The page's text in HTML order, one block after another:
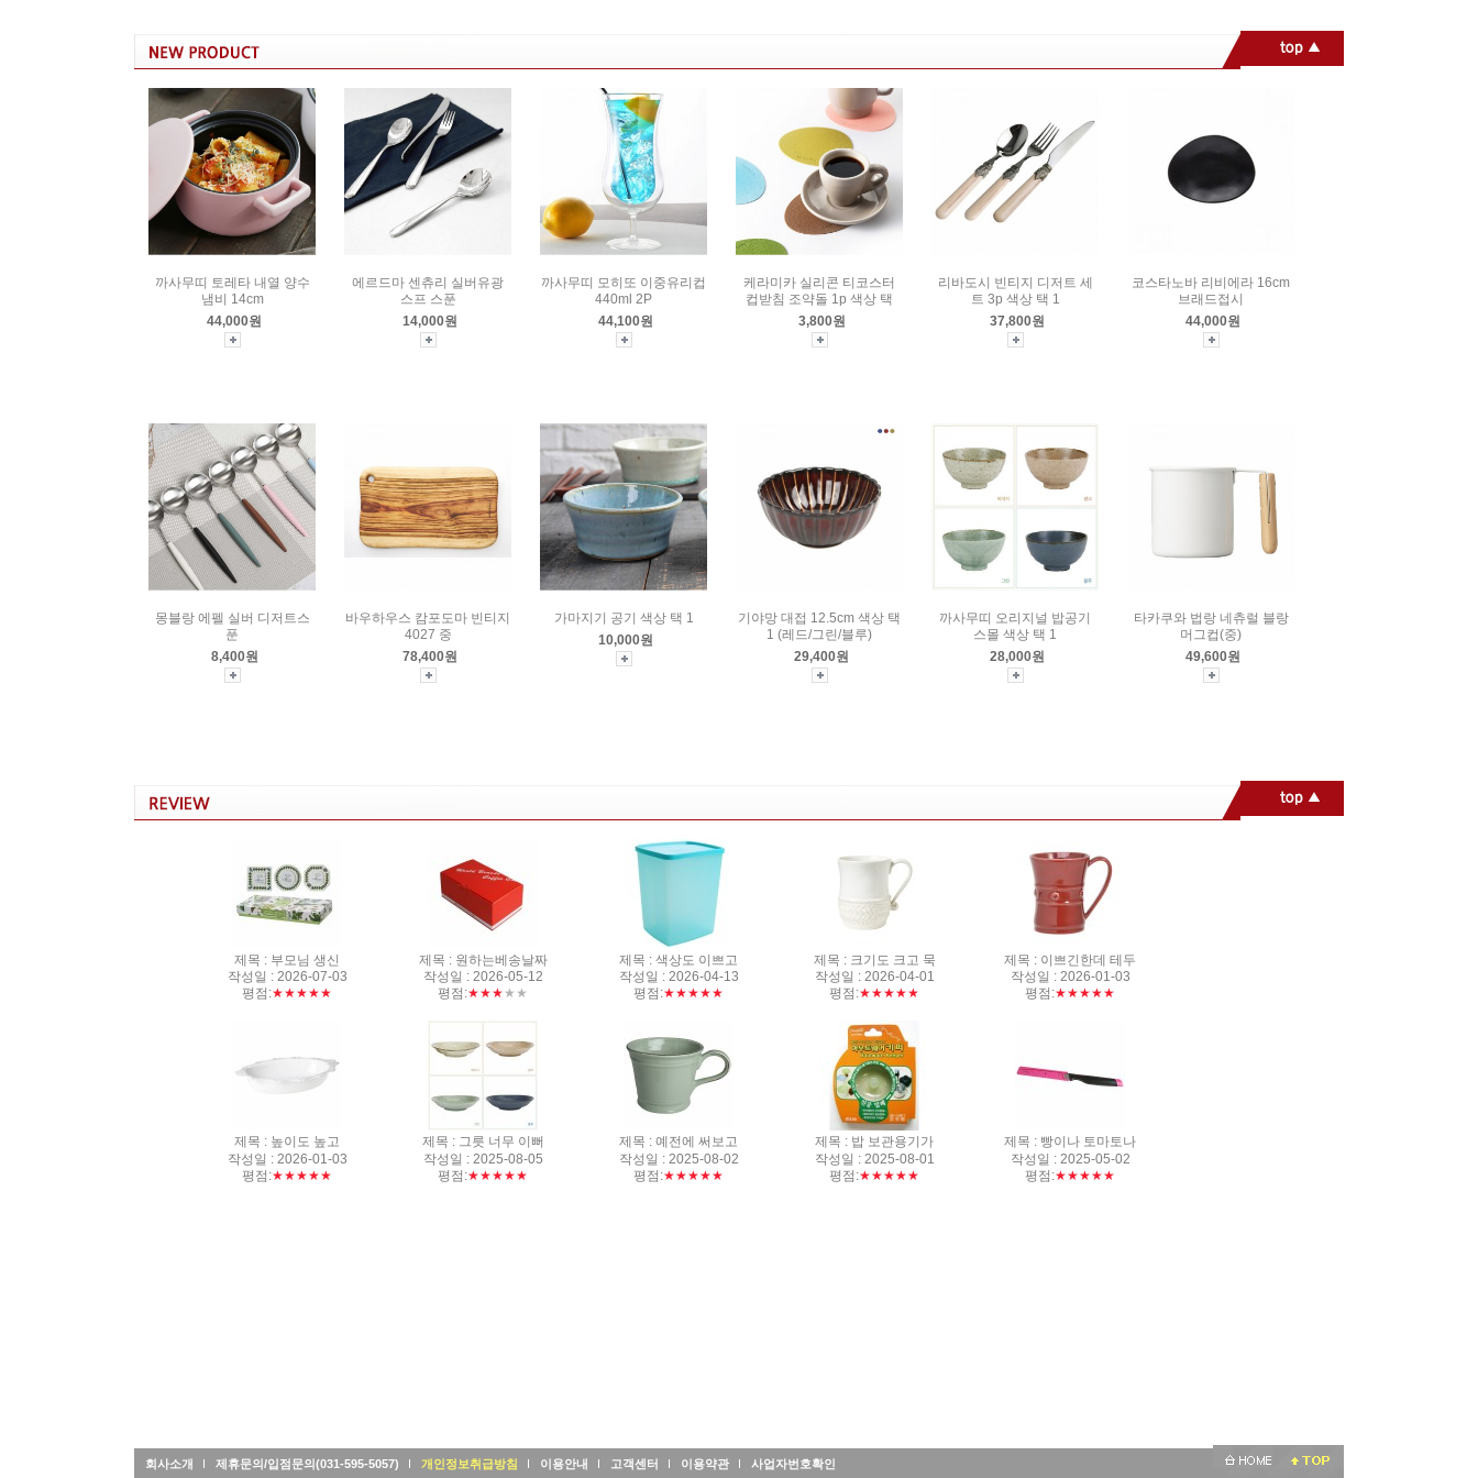
까사무띠 토레타 내열 양수
냄비 14cm
44,000원
에르드마 센츄리 실버유광
스프 스푼
14,000원
까사무띠 모히또 이중유리컵
440ml 2P
44,100원
케라미카 실리콘 티코스터
컵받침 조약돌 1p 색상 택
3,800원
리바도시 빈티지 디저트 세
트 3p 색상 택 1
37,800원
코스타노바 리비에라 16cm
브래드접시
44,000원
몽블랑 에펠 실버 디저트스
푼
8,400원
바우하우스 캄포도마 빈티지
4027 중
78,400원
가마지기 공기 색상 택 1
10,000원
기야망 대접 12.5cm 색상 택
1 (레드/그린/블루)
29,400원
까사무띠 오리지널 밥공기
스몰 색상 택 1
28,000원
타카쿠와 법랑 네츄럴 블랑
머그컵(중)
49,600원
제목 : 부모님 생신
작성일 : 2026-07-03
평점:★★★★★
제목 : 원하는베송날짜
작성일 : 2026-05-12
평점:★★★★★
제목 : 색상도 이쁘고
작성일 : 2026-04-13
평점:★★★★★
제목 : 크기도 크고 묵
작성일 : 2026-04-01
평점:★★★★★
제목 : 이쁘긴한데 테두
작성일 : 2026-01-03
평점:★★★★★
제목 : 높이도 높고
작성일 : 2026-01-03
평점:★★★★★
제목 : 그릇 너무 이뻐
작성일 : 2025-08-05
평점:★★★★★
제목 : 예전에 써보고
작성일 : 2025-08-02
평점:★★★★★
제목 : 밥 보관용기가
작성일 : 2025-08-01
평점:★★★★★
제목 : 빵이나 토마토나
작성일 : 2025-05-02
평점:★★★★★
회사소개 제휴문의/입점문의(031-595-5057) 개인정보취급방침 이용안내 고객센터 이용약관 사업자번호확인